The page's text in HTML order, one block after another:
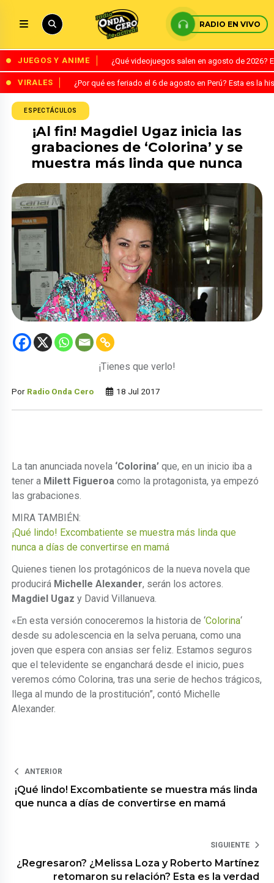
RADIO EN VIVO
JUEGOS Y ANIME ¿Qué videojuegos salen en agosto de
VIRALES ¿Por qué es feriado el 6 de agosto en Perú? Esta es la
ESPECTÁCULOS
¡Al fin! Magdiel Ugaz inicia las
grabaciones de ‘Colorina’ y se
muestra más linda que nunca
¡Tienes que verlo!
Por Radio Onda Cero 18 Jul 2017
La tan anunciada novela ‘Colorina’ que, en un inicio iba a
tener a Milett Figueroa como la protagonista, ya empezó
las grabaciones.
MIRA TAMBIÉN:
¡Qué lindo! Excombatiente se muestra más linda que
nunca a días de convertirse en mamá
Quienes tienen los protagónicos de la nueva novela que
producirá Michelle Alexander, serán los actores.
Magdiel Ugaz y David Villanueva.
«En esta versión conoceremos la historia de ‘Colorina‘
desde su adolescencia en la selva peruana, como una
joven que espera con ansias ser feliz. Estamos seguros
que el televidente se enganchará desde el inicio, pues
veremos cómo Colorina, tras una serie de hechos trágicos,
llega al mundo de la prostitución”, contó Michelle
Alexander.
ANTERIOR
¡Qué lindo! Excombatiente se muestra más linda
que nunca a días de convertirse en mamá
SIGUIENTE
¿Regresaron? ¿Melissa Loza y Roberto Martínez
retomaron su relación? Esta es la verdad